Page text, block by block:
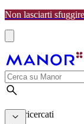
Non lasciarti
I più ricercati